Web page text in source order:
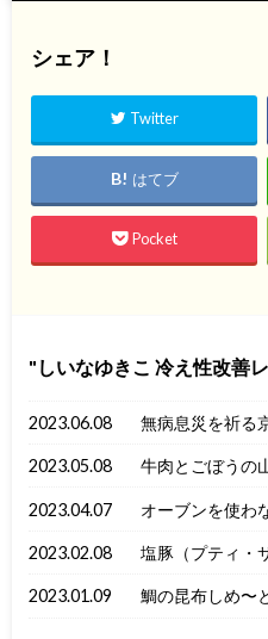
シェア！
Twitter
はてブ
Pocket
しいなゆきこ 冷え性改善
2023.06.08 無病息災を祈る
2023.05.08 牛肉とごぼうの
2023.04.07 オーブンを使わ
2023.02.08 塩豚（プティ・
2023.01.09 鯛の昆布しめ〜